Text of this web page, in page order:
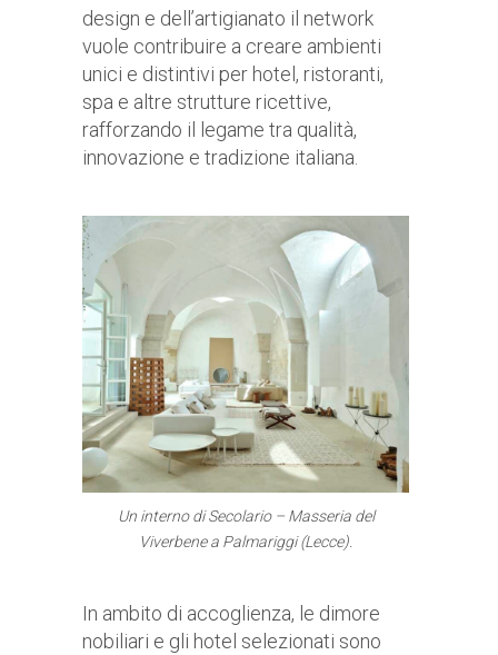
design e dell’artigianato il network
vuole contribuire a creare ambienti
unici e distintivi per hotel, ristoranti,
spa e altre strutture ricettive,
rafforzando il legame tra qualità,
innovazione e tradizione italiana.
Un interno di Secolario – Masseria del
Viverbene a Palmariggi (Lecce).
In ambito di accoglienza, le dimore
nobiliari e gli hotel selezionati sono